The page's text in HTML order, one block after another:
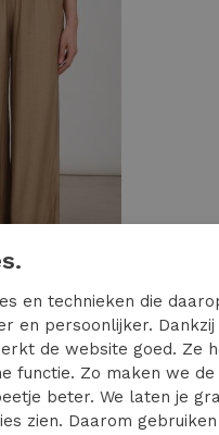
Nukus merel pants nks09070 Broek 64 camel
en technieken die
en persoonlijker.
de website goed. Ze
functie. Zo maken we
beter. We laten je
zien. Daarom